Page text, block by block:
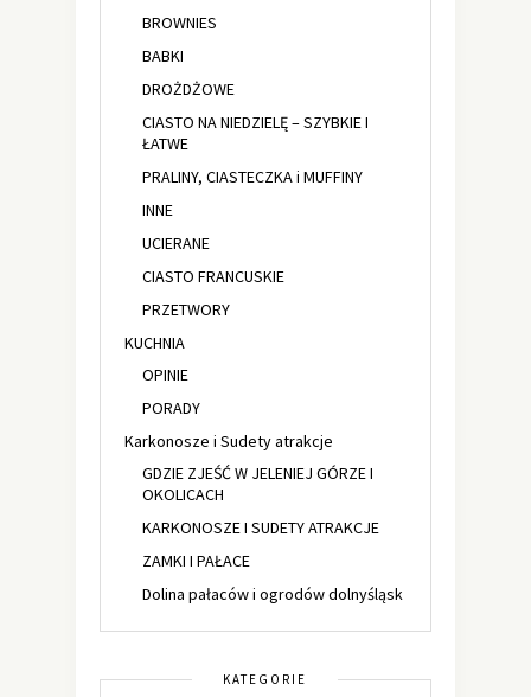
BROWNIES
BABKI
DROŻDŻOWE
CIASTO NA NIEDZIELĘ – SZYBKIE I
ŁATWE
PRALINY, CIASTECZKA i MUFFINY
INNE
UCIERANE
CIASTO FRANCUSKIE
PRZETWORY
KUCHNIA
OPINIE
PORADY
Karkonosze i Sudety atrakcje
GDZIE ZJEŚĆ W JELENIEJ GÓRZE I
OKOLICACH
KARKONOSZE I SUDETY ATRAKCJE
ZAMKI I PAŁACE
Dolina pałaców i ogrodów dolnyśląsk
KATEGORIE